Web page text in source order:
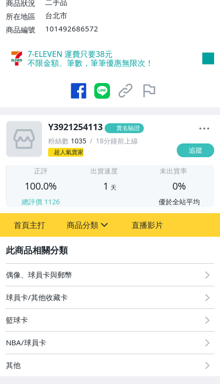
商品狀況
二手品
所在地區
台北市
商品編號
101492686572
7-ELEVEN 運費只要38元
不限金額、筆數，筆筆優惠無限次！
Y3921254113 實名驗證
粉絲數 1035 18分鐘前上線
超人氣賣家 追蹤
正評
100.0%
總評價 1126
出貨速度
1 天
未出貨率
0%
優於全站平均
首頁主打 商品分類
偶像、球員卡與郵幣
運動、戶外與休閒
直播影片
偶像、球員卡與郵幣
球員卡/其他收藏卡
籃球卡
NBA/球員卡
其他